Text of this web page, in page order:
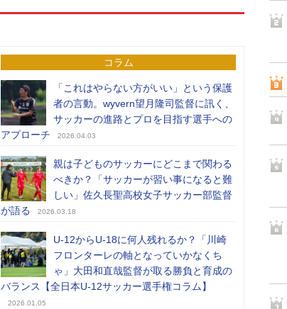
コラム
「これはやらない方がいい」という保護
者の言動。wyvern望月隆司監督に訊く、
サッカーの進路とプロを目指す選手への
アプローチ
2026.04.03
親は子どものサッカーにどこまで関わる
べきか？「サッカーが習い事になると難
しい」佐久長聖高校女子サッカー部監督
が語る
2026.03.18
U-12からU-18に何人残れるか？「川崎
フロンターレの軸となっていかなくち
ゃ」大田和直哉監督が取る勝負と育成の
バランス【全日本U-12サッカー選手権コラム】
2026.01.05